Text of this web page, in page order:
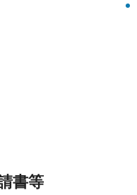
書等